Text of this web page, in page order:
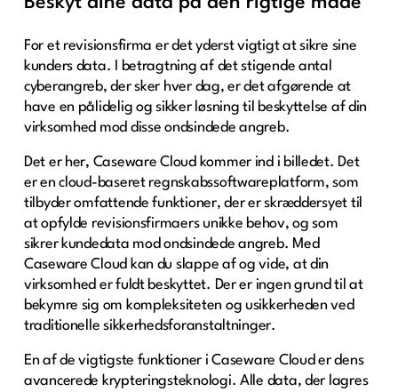
For et revisionsfirma er det yderst vigtigt at sikre sine
kunders data. I betragtning af det stigende antal
cyberangreb, der sker hver dag, er det afgørende at
have en pålidelig og sikker løsning til beskyttelse af din
virksomhed mod disse ondsindede angreb.
Det er her, Caseware Cloud kommer ind i billedet. Det
er en cloud-baseret regnskabssoftwareplatform, som
tilbyder omfattende funktioner, der er skræddersyet til
at opfylde revisionsfirmaers unikke behov, og som
sikrer kundedata mod ondsindede angreb. Med
Caseware Cloud kan du slappe af og vide, at din
virksomhed er fuldt beskyttet. Der er ingen grund til at
bekymre sig om kompleksiteten og usikkerheden ved
traditionelle sikkerhedsforanstaltninger.
En af de vigtigste funktioner i Caseware Cloud er dens
avancerede krypteringsteknologi. Alle data, der lagres